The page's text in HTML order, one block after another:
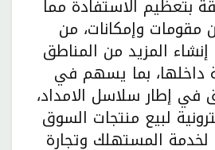
بتعظيم الاستفادة مما
وإمكانات، من
المزيد من المناطق
داخلها، بما يسهم في
إطار سلاسل الامداد،
لبيع منتجات السوق
لخدمة المستهلك وتجارة